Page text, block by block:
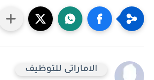
الاماراتى للتوظيف